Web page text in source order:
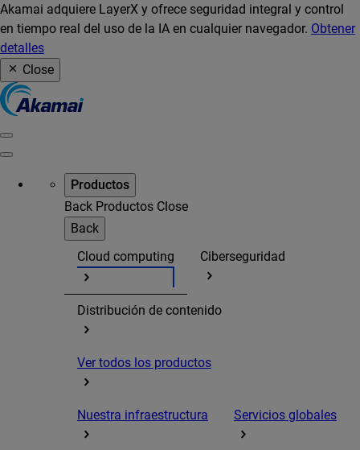
Akamai adquiere LayerX y ofrece seguridad integral y control
en tiempo real del uso de la IA en cualquier navegador. Obtener
detalles
Close
Productos
Back Productos Close
Back
Cloud computing
Ciberseguridad
Distribución de contenido
Ver todos los productos
Nuestra infraestructura Servicios globales